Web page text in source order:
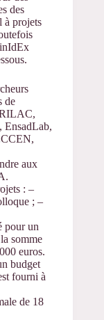
des
à projets
de
aux
: –
; –
pour un
somme
euros.
budget
fourni à
de 18